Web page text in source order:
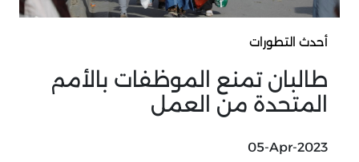
أحدث التطورات
طالبان تمنع الموظفات بالأمم
المتحدة من العمل
05-Apr-2023